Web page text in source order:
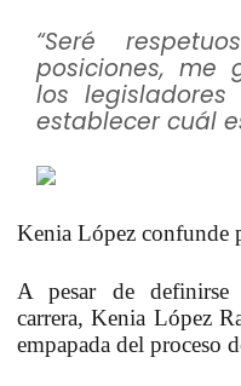
“Seré
posiciones, me
los
establecer cuál
Kenia López confunde
A pesar de definirse
carrera, Kenia López
empapada del proceso